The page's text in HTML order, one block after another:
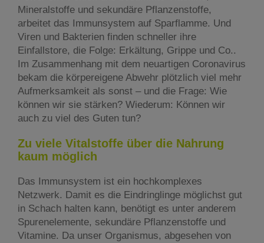
Mineralstoffe und sekundäre Pflanzenstoffe,
arbeitet das Immunsystem auf Sparflamme. Und
Viren und Bakterien finden schneller ihre
Einfallstore, die Folge: Erkältung, Grippe und Co..
Im Zusammenhang mit dem neuartigen Coronavirus
bekam die körpereigene Abwehr plötzlich viel mehr
Aufmerksamkeit als sonst – und die Frage: Wie
können wir sie stärken? Wiederum: Können wir
auch zu viel des Guten tun?
Zu viele Vitalstoffe über die Nahrung
kaum möglich
Das Immunsystem ist ein hochkomplexes
Netzwerk. Damit es die Eindringlinge möglichst gut
in Schach halten kann, benötigt es unter anderem
Spurenelemente, sekundäre Pflanzenstoffe und
Vitamine. Da unser Organismus, abgesehen von